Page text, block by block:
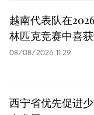
越南代表队在
林匹克竞赛中喜
08/08/2026 11:29
西宁省优先促进